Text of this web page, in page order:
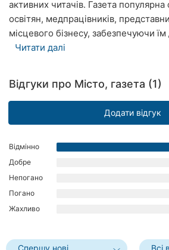
Одеса
Кропивницький
Харків
Дніпро
Львів
Кривий
Ріг
активних читачів. Газета
освітян, медпрацівників,
місцевого бізнесу, забезпечуючи
Читати далі
Відгуки про Місто, газета (1)
Додати відгук
Відмінно
Добре
Непогано
Погано
Жахливо